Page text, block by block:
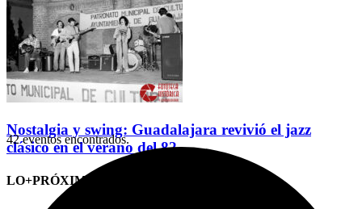
Nostalgia y swing: Guadalajara revivió el jazz
clásico en el verano del 82
LO+PRÓXIMO (CITAS)
42 eventos encontrados.